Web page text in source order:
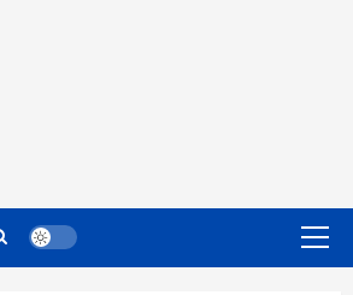
القائمة